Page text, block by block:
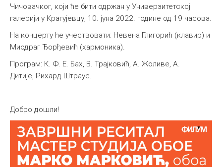
Чичовачког, који ће бити одржан у Универзитетској
галерији у Крагујевцу, 10. јуна 2022. године од 19 часова.
На концерту ће учествовати: Невена Глигорић (клавир) и
Миодраг Ђорђевић (хармоника).
Програм: К. Ф. Е. Бах, В. Трајковић, А. Жоливе, А.
Дитије, Рихард Штраус.
Добро дошли!